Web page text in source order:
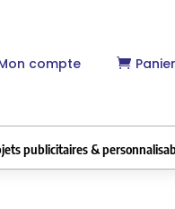
compte  Panier
publicitaires &